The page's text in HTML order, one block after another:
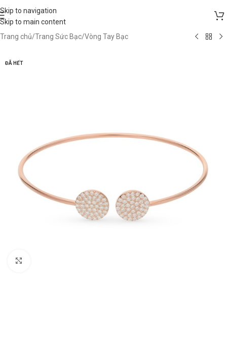
Skip to navigation
Skip to main content
Trang chủ/Trang Sức Bạc/Vòng Tay Bạc
ĐÃ HẾT